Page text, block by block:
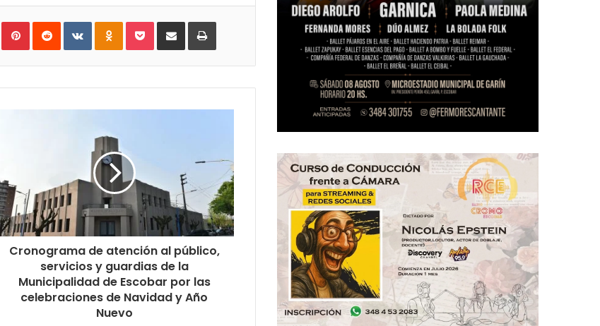
PinterestReddit VKontakteOdnoklassniki
PocketShare
Email
Print
Cronograma de atención al público,
servicios y guardias de la
Municipalidad de Escobar por las
celebraciones de Navidad y Año
Nuevo